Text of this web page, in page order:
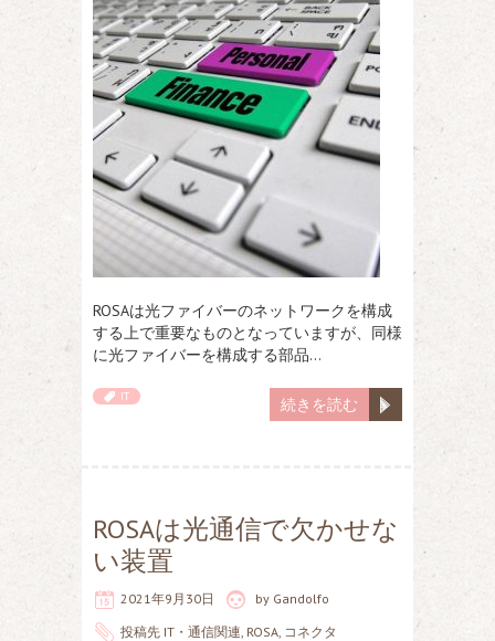
ROSAは光ファイバーのネットワークを構成
する上で重要なものとなっていますが、同様
に光ファイバーを構成する部品…
続きを読む
IT
ROSAは光通信で欠かせな
い装置
2021年9月30日 by Gandolfo
投稿先 IT・通信関連 ROSA コネクタ